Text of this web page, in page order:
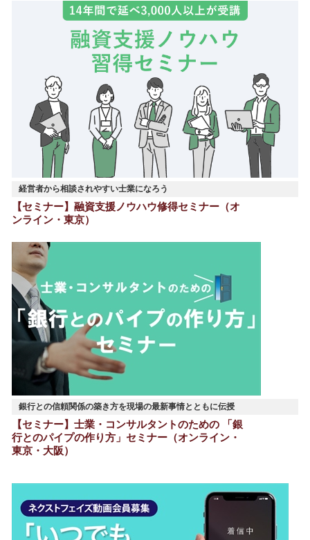
経営者から相談されやすい士業になろう
【セミナー】融資支援ノウハウ修得セミナー（オ
ンライン・東京）
銀行との信頼関係の築き方を現場の最新事情とともに伝授
【セミナー】士業・コンサルタントのための 「銀
行とのパイプの作り方」セミナー（オンライン・
東京・大阪）